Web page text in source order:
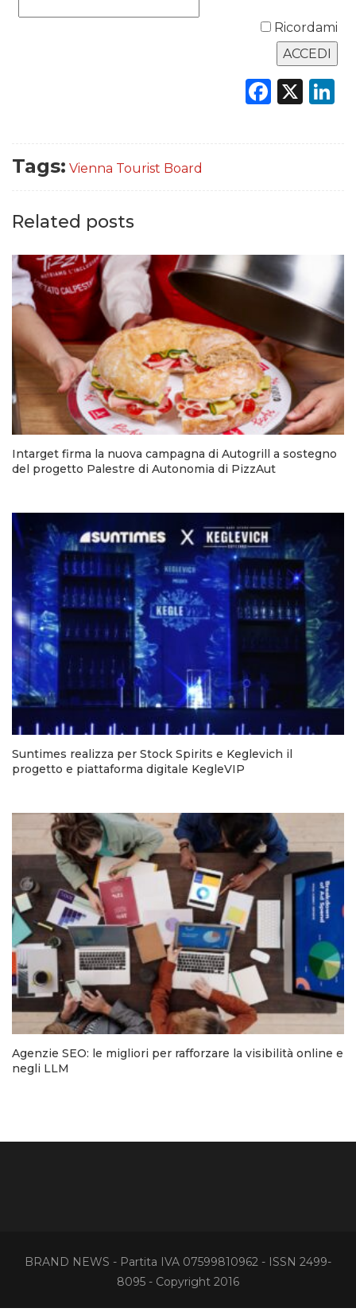
Ricordami
X
Tags: Vienna Tourist Board
Related posts
Intarget firma la nuova campagna di Autogrill a sostegno
del progetto Palestre di Autonomia di PizzAut
Suntimes realizza per Stock Spirits e Keglevich il
progetto e piattaforma digitale KegleVIP
Agenzie SEO: le migliori per rafforzare la visibilità online e
negli LLM
BRAND NEWS - Partita IVA 07599810962 - ISSN 2499-
8095 - Copyright 2016